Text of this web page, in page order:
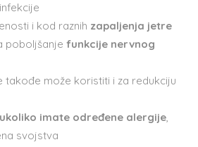
i kod raznih zapaljenja jetre
poboljšanje funkcije nervnog
takođe može koristiti i za redukciju
ukoliko imate određene alergije,
svojstva